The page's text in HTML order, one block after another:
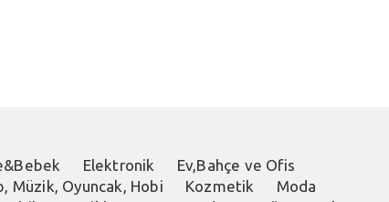
Elektronik
Ev,Bahçe ve Ofis
Müzik, Oyuncak, Hobi
Kozmetik
Moda